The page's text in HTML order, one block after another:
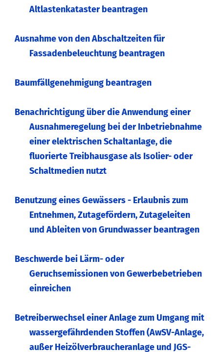
Altlastenkataster beantragen
Ausnahme von den Abschaltzeiten für
Fassadenbeleuchtung beantragen
Baumfällgenehmigung beantragen
Benachrichtigung über die Anwendung einer
Ausnahmeregelung bei der Inbetriebnahme
einer elektrischen Schaltanlage, die
fluorierte Treibhausgase als Isolier- oder
Schaltmedien nutzt
Benutzung eines Gewässers - Erlaubnis zum
Entnehmen, Zutagefördern, Zutageleiten
und Ableiten von Grundwasser beantragen
Beschwerde bei Lärm- oder
Geruchsemissionen von Gewerbebetrieben
einreichen
Betreiberwechsel einer Anlage zum Umgang mit
wassergefährdenden Stoffen (AwSV-Anlage,
außer Heizölverbraucheranlage und JGS-